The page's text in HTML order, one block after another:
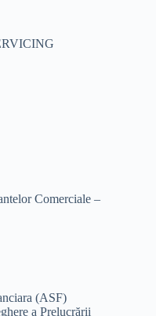
Comerciale –
(ASF)
a Prelucrării